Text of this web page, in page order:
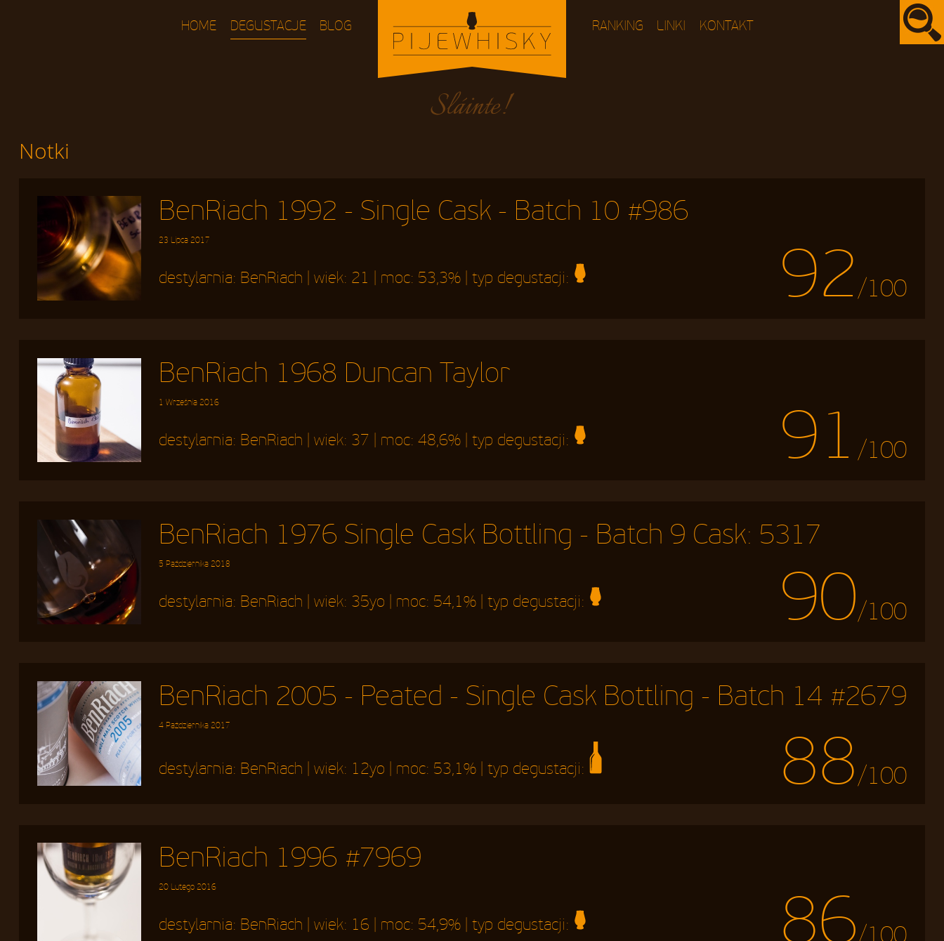
HOME DEGUSTACJE BLOG RANKING LINKI KONTAKT
Notki
BenRiach 1992 - Single Cask - Batch 10 #986
23 Lipca 2017 92/100
destylarnia: BenRiach | wiek: 21 | moc: 53,3% | typ degustacji:
BenRiach 1968 Duncan Taylor
1 Września 2016 91/100
destylarnia: BenRiach | wiek: 37 | moc:48,6% | typ degustacji:
BenRiach 1976 Single Cask Bottling - Batch 9 Cask: 5317
5 Października 2018 90/100
destylarnia: BenRiach | wiek: 35yo | moc: 54,1% | typ degustacji:
BenRiach 2005 - Peated - Single Cask Bottling - Batch 14 #2679
4 Października 2017 88/100
destylarnia: BenRiach | wiek: 12yo | moc: 53,1% | typ degustacji:
BenRiach 1996 #7969
20 Lutego 2016 86/100
destylarnia: BenRiach | wiek: 16 | moc: 54,9% | typ degustacji: